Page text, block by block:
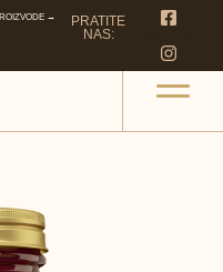
→
PRATITE
NAS: